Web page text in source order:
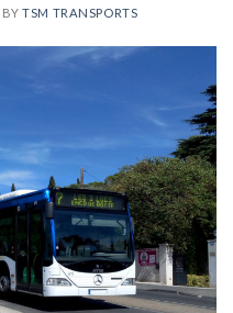
BYTSM TRANSPORTS